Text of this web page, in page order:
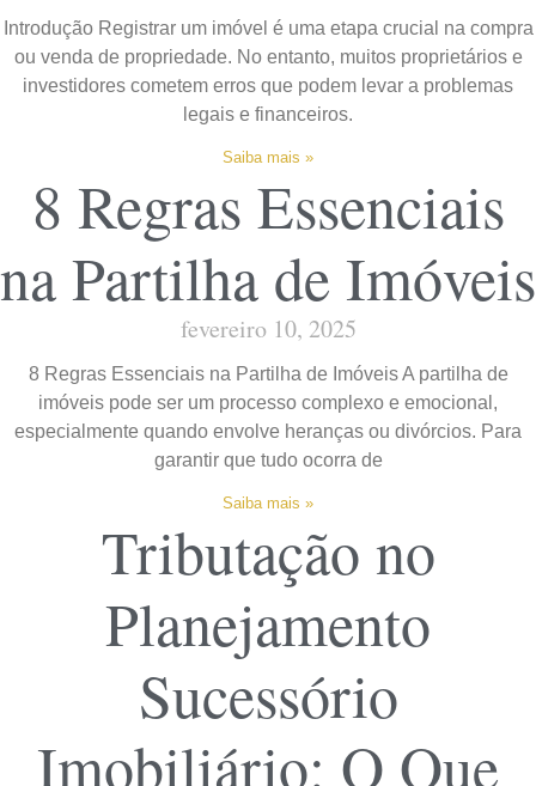
Introdução Registrar um imóvel é uma etapa crucial na compra
ou venda de propriedade. No entanto, muitos proprietários e
investidores cometem erros que podem levar a problemas
legais e financeiros.
Saiba mais »
8 Regras Essenciais
na Partilha de Imóveis
fevereiro 10, 2025
8 Regras Essenciais na Partilha de Imóveis A partilha de
imóveis pode ser um processo complexo e emocional,
especialmente quando envolve heranças ou divórcios. Para
garantir que tudo ocorra de
Saiba mais »
Tributação no
Planejamento
Sucessório
Imobiliário: O Que